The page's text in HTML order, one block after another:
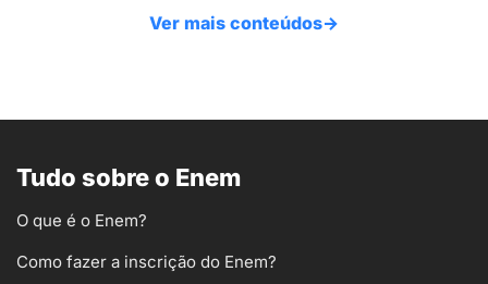
Ver mais conteúdos→
Tudo sobre o Enem
O que é o Enem?
Como fazer a inscrição do Enem?